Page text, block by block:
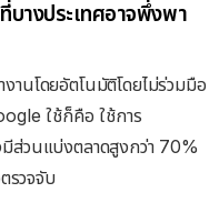
บางประเทศอาจพึ่งพา
านโดยอัตโนมัติโดยไม่ร่วมมือ
ใช้ก็คือ ใช้การ
ส่วนแบ่งตลาดสูงกว่า 70%
รวจจับ